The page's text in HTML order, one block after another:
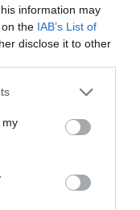
information may
the IAB’s List of
disclose it to other
or more Google
You may click to
third-party tags to
in below Google
my